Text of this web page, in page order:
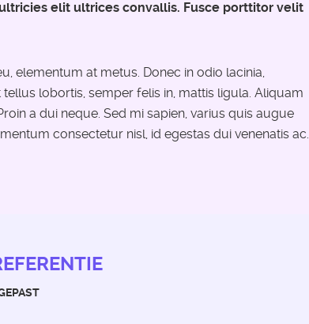
elit ultrices convallis. Fusce porttitor velit
elementum at metus. Donec in odio lacinia,
lobortis, semper felis in, mattis ligula. Aliquam
a dui neque. Sed mi sapien, varius quis augue
consectetur nisl, id egestas dui venenatis ac.